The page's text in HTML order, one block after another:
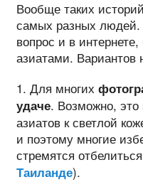
Вообще таких
самых разных людей.
вопрос и в
азиатами. Вариантов
1. Для многих
удаче. Возможно, это
азиатов к светлой
и поэтому многие
стремятся
Таиланде).